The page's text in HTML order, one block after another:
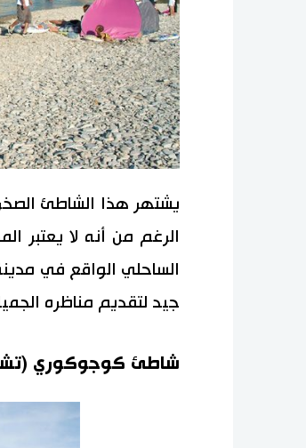
يشتهر هذا الشاطئ
الرغم من أنه لا يعتبر
جيد لتقديم مناظره
شاطئ كوجوكوري